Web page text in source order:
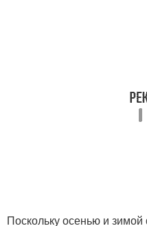
Поскольку осенью и